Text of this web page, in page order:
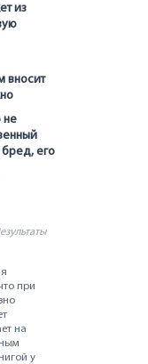
из
вносит
не
его
при
на
у